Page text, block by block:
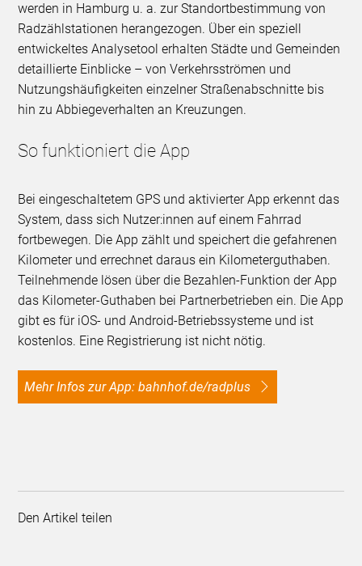
werden in Hamburg u. a. zur Standortbestimmung von
Radzählstationen herangezogen. Über ein speziell
entwickeltes Analysetool erhalten Städte und Gemeinden
detaillierte Einblicke – von Verkehrsströmen und
Nutzungshäufigkeiten einzelner Straßenabschnitte bis
hin zu Abbiegeverhalten an Kreuzungen.
So funktioniert die App
Bei eingeschaltetem GPS und aktivierter App erkennt das
System, dass sich Nutzer:innen auf einem Fahrrad
fortbewegen. Die App zählt und speichert die gefahrenen
Kilometer und errechnet daraus ein Kilometerguthaben.
Teilnehmende lösen über die Bezahlen-Funktion der App
das Kilometer-Guthaben bei Partnerbetrieben ein. Die App
gibt es für iOS- und Android-Betriebssysteme und ist
kostenlos. Eine Registrierung ist nicht nötig.
Mehr Infos zur App: bahnhof.de/radplus
Den Artikel teilen